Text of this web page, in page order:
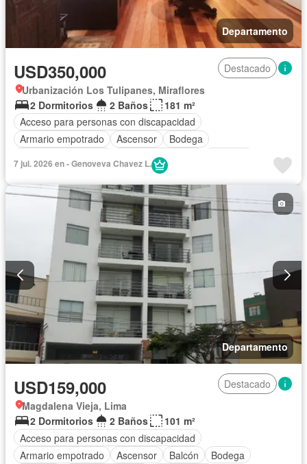
Departamento
USD350,000
Destacado
Urbanización Los Tulipanes, Miraflores
2 Dormitorios
2 Baños
181 m²
Acceso para personas con discapacidad
Armario empotrado
Ascensor
Bodega
Cuarto de servicio
Internet
Seguridad
7 jul. 2026 en - Genoveva Chavez L.
Departamento
USD159,000
Destacado
Magdalena Vieja, Lima
2 Dormitorios
2 Baños
101 m²
Acceso para personas con discapacidad
Armario empotrado
Ascensor Balcón
Bodega